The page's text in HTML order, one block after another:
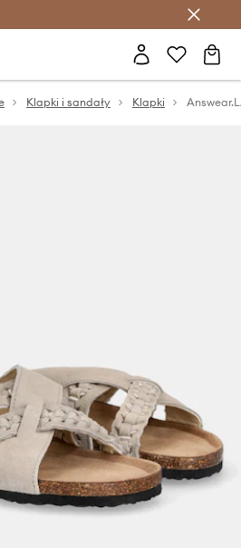
z Answear Club >
Klapki i sandały Klapki